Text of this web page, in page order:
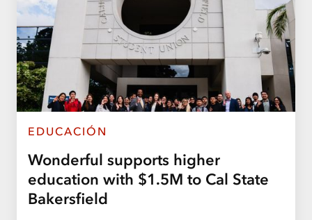
EDUCACIÓN
Wonderful supports higher
education with $1.5M to Cal State
Bakersfield